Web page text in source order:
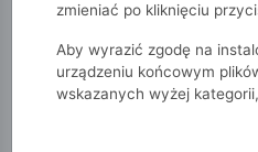
zmieniać po kliknięciu
Aby wyrazić zgodę na
urządzeniu końcowym
wskazanych wyżej